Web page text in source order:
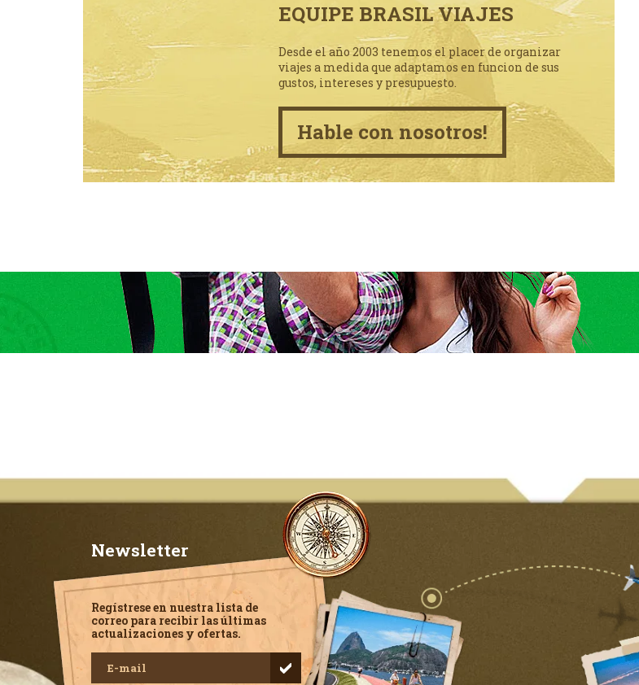
EQUIPE BRASIL VIAJES
Desde el año 2003 tenemos el placer de organizar
viajes a medida que adaptamos en funcion de sus
gustos, intereses y presupuesto.
Hable con nosotros!
Newsletter
Regístrese en nuestra lista de
correo para recibir las últimas
actualizaciones y ofertas.